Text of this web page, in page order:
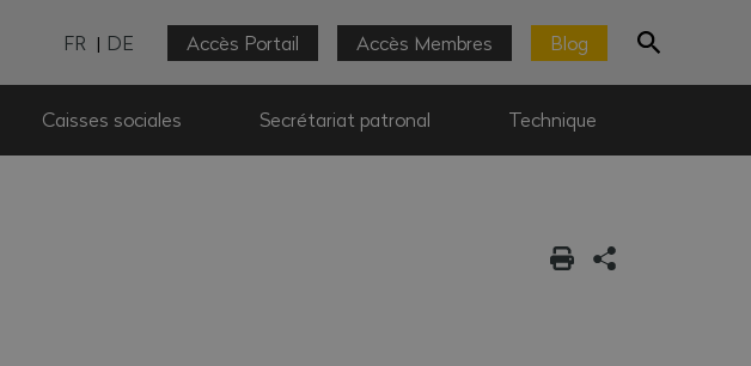
FR DE Accès Portail Accès Membres Blog
Caisses sociales Secrétariat patronal Technique